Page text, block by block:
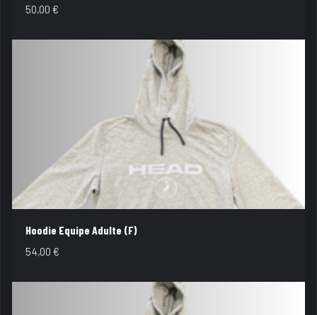
50,00€
Hoodie Equipe Adulte (F)
54,00€